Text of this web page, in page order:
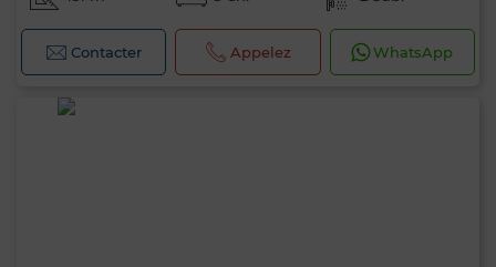
Contacter Appelez WhatsApp